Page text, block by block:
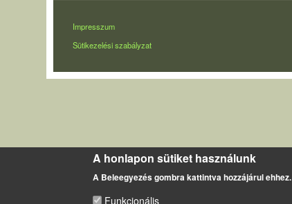
LÁBLÉC
Impresszum
Sütikezelési szabályzat
A honlapon sütiket használunk
A Beleegyezés gombra kattintva hozzájárul ehhez.
Funkcionális